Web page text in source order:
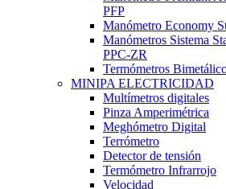
PFP
Manómetro Economy
Manómetros Sistema
PPC-ZR
Termómetros
MINIPA ELECTRICIDAD
Multímetros digitales
Pinza Amperimétrica
Meghómetro Digital
Terrómetro
Detector de tensión
Termómetro Infrarrojo
Velocidad